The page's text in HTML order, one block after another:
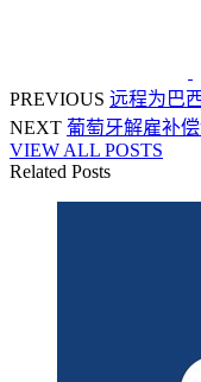
PREVIOUS 远程为巴
NEXT 葡萄牙解雇补
VIEW ALL POSTS
Related Posts